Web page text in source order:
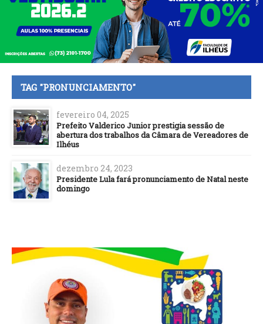
TAG "PRONUNCIAMENTO"
fevereiro 04, 2025
Prefeito Valderico Junior prestigia sessão de
abertura dos trabalhos da Câmara de Vereadores de
Ilhéus
dezembro 24, 2023
Presidente Lula fará pronunciamento de Natal neste
domingo